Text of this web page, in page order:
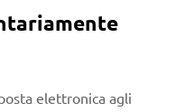
elettronica agli